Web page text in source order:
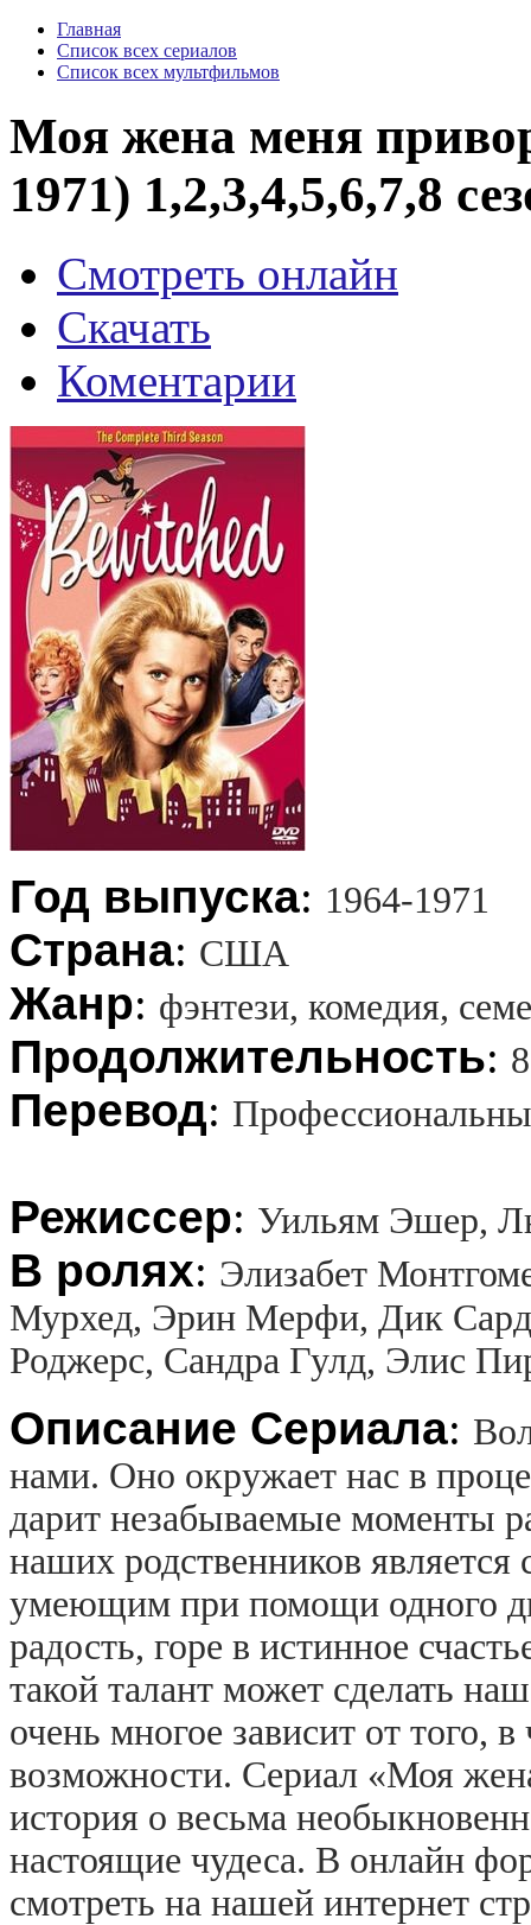
Главная
Список всех сериалов
Список всех мультфильмов
Моя жена меня
1971) 1,2,3,4,5,6,7,8
Смотреть онлайн
Скачать
Коментарии
Год выпуска: 1964-1971
Страна: США
Жанр: фэнтези, комедия,
Продолжительность:
Перевод:
Режиссер: Уильям Эшер,
В ролях: Элизабет
Мурхед, Эрин Мерфи, Дик
Роджерс, Сандра Гулд, Элис
Описание Сериала:
нами. Оно окружает нас в
дарит незабываемые моменты
наших родственников
умеющим при помощи одного
радость, горе в истинное
такой талант может сделать
очень многое зависит от того,
возможности. Сериал «Моя
история о весьма
настоящие чудеса. В онлайн
смотреть на нашей интернет